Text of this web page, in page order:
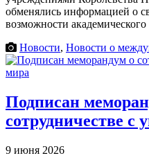
обменялись информацией о
возможности
Новости, Новости о
Подписан
сотрудничестве с
9 июня 2026